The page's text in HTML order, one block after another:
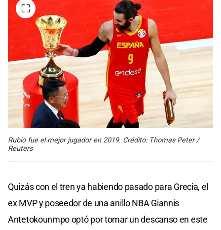
Rubio fue el mejor jugador en 2019. Crédito: Thomas Peter /
Reuters
Quizás con el tren ya habiendo pasado para Grecia, el
ex MVP y poseedor de una anillo NBA Giannis
Antetokounmpo optó por tomar un descanso en este